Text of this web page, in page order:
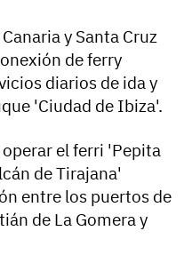
y Santa Cruz
de ferry
diarios de ida y
'Ciudad de Ibiza'.
el ferri 'Pepita
de Tirajana'
entre los puertos de
de La Gomera y